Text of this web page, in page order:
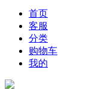
首页
客服
分类
购物车
我的